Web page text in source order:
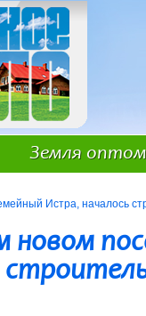
Земля оптом
Истра, началось